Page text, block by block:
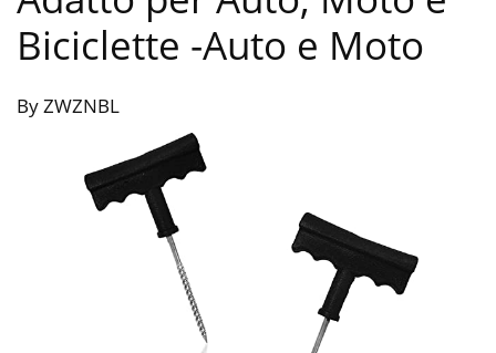
Biciclette -Auto e Moto
By ZWZNBL